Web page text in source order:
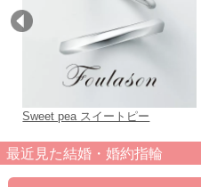
Sweet pea スイートピー
最近見た結婚・婚約指輪